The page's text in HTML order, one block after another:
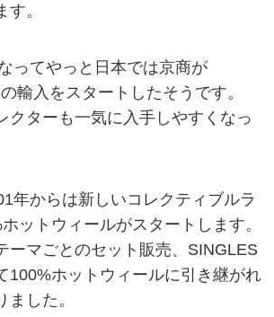
。
ってやっと日本では京商が
輸入をスタートしたそうです。
クターも一気に入手しやすくなっ
年からは新しいコレクティブルラ
ットウィールがスタートします。
ーマごとのセット販売、SINGLES
100%ホットウィールに引き継がれ
した。